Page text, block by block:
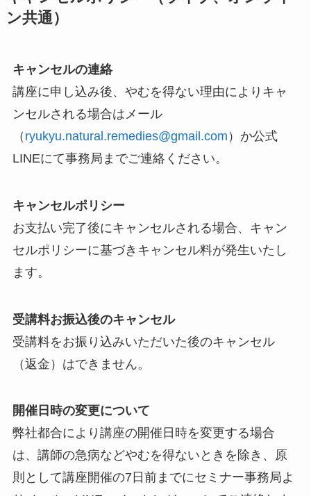
ン共通）
キャンセルの連絡
講座に申し込み後、やむを得ない理由によりキャ
ンセルされる場合はメール
（ ryukyu.natural.remedies@gmail.com ）か公式
LINEにて事務局までご連絡ください。
キャンセルポリシー
お支払い完了後にキャンセルされる場合、キャン
セルポリシーに基づきキャンセル料が発生いたし
ます。
受講料お振込後のキャンセル
受講料をお振り込みいただいた後のキャンセル
（返金）はできません。
開催日時の変更について
弊社都合により講座の開催日時を変更する場合
は、講師の急病などやむを得ないときを除き、原
則として講座開催の7日前までにセミナー事務局よ